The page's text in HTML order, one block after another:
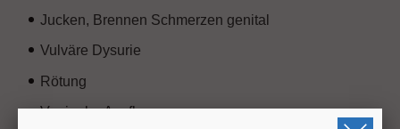
Jucken, Brennen Schmerzen genital
Vulväre Dysurie
Rötung
Vaginaler Ausfluss